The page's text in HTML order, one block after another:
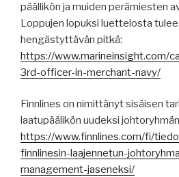
päällikön ja muiden perämiesten
Loppujen lopuksi luettelosta
hengästyttävän pitkä:
https://www.marineinsight.com/
3rd-officer-in-merchant-navy/
Finnlines on nimittänyt sisäisen
laatupäälikön uudeksi
https://www.finnlines.com/fi/
finnlinesin-laajennetun-
management-jaseneksi/